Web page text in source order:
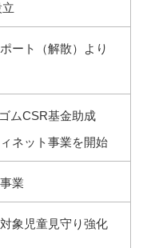
ート（解散）より
ムCSR基金助成
ネット事業を開始
業
象児童見守り強化